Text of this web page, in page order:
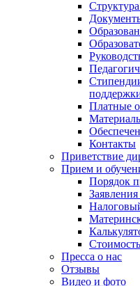
Платные
Контакты
Приветствие
Прием и
Порядок
Пресса о нас
Отзывы
Видео и фото